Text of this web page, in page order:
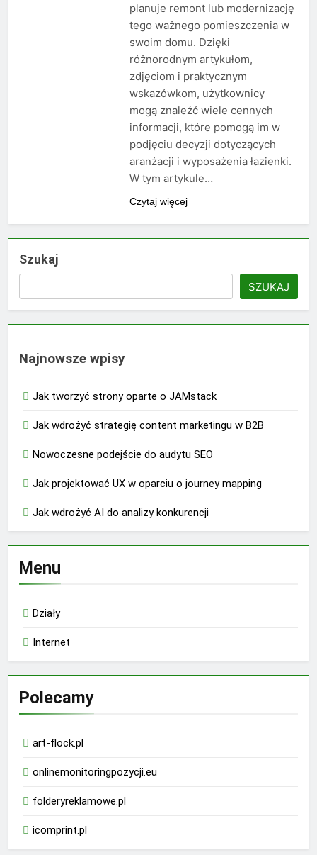
planuje remont lub modernizację
tego ważnego pomieszczenia w
swoim domu. Dzięki
różnorodnym artykułom,
zdjęciom i praktycznym
wskazówkom, użytkownicy
mogą znaleźć wiele cennych
informacji, które pomogą im w
podjęciu decyzji dotyczących
aranżacji i wyposażenia łazienki.
W tym artykule…
Czytaj więcej
Szukaj
SZUKAJ
Najnowsze wpisy
Jak tworzyć strony oparte o JAMstack
Jak wdrożyć strategię content marketingu w B2B
Nowoczesne podejście do audytu SEO
Jak projektować UX w oparciu o journey mapping
Jak wdrożyć AI do analizy konkurencji
Menu
Działy
Internet
Polecamy
art-flock.pl
onlinemonitoringpozycji.eu
folderyreklamowe.pl
icomprint.pl